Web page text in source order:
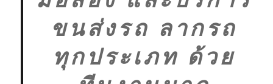
ขนส่งรถ ลากรถ
ทุกประเภท ด้วย